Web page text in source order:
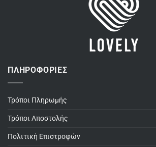
ΠΛΗΡΟΦΟΡΊΕΣ
Τρόποι Πληρωμής
Τρόποι Αποστολής
Πολιτική Επιστροφών